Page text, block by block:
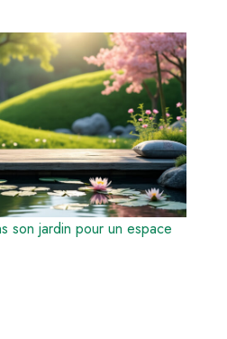
son jardin pour un espace